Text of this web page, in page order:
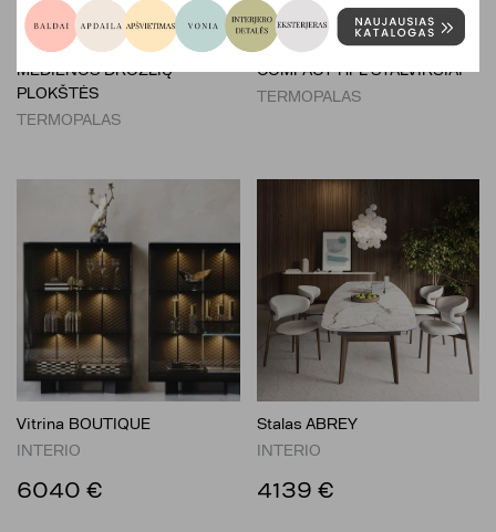
MEDIENOS DROŽLIŲ
PLOKŠTĖS
TERMOPALAS
COMPACT HPL STALVIRŠIAI
TERMOPALAS
Vitrina BOUTIQUE
INTERIO
6040 €
Stalas ABREY
INTERIO
4139 €